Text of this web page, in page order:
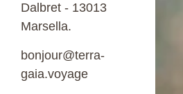
Dalbret - 13013
Marsella.
bonjour@terra-
gaia.voyage